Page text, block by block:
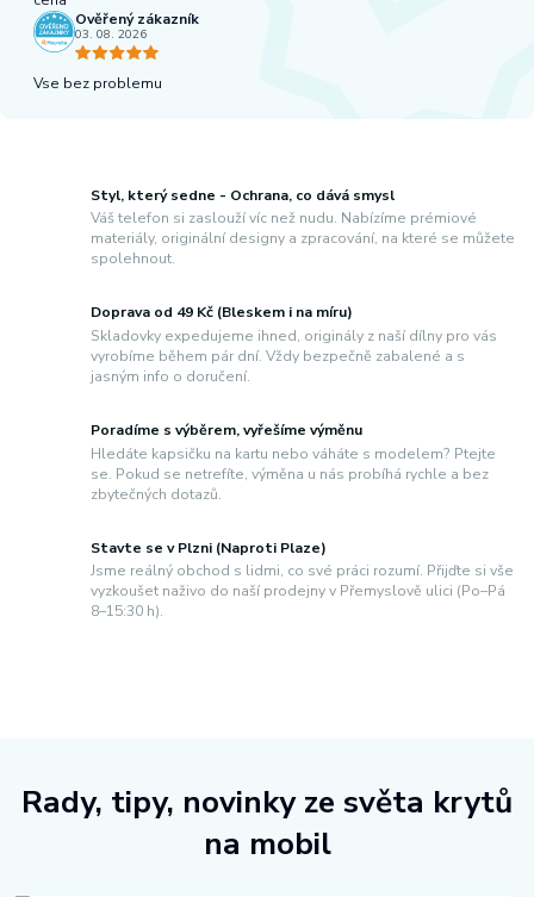
Styl, který sedne - Ochrana, co dává smysl
Váš telefon si zaslouží víc než nudu. Nabízíme prémiové
materiály, originální designy a zpracování, na které se můžete
spolehnout.
Doprava od 49 Kč (Bleskem i na míru)
Skladovky expedujeme ihned, originály z naší dílny pro vás
vyrobíme během pár dní. Vždy bezpečně zabalené a s
jasným info o doručení.
Poradíme s výběrem, vyřešíme výměnu
Hledáte kapsičku na kartu nebo váháte s modelem? Ptejte
se. Pokud se netrefíte, výměna u nás probíhá rychle a bez
zbytečných dotazů.
Stavte se v Plzni (Naproti Plaze)
Jsme reálný obchod s lidmi, co své práci rozumí. Přijďte si vše
vyzkoušet naživo do naší prodejny v Přemyslově ulici (Po–Pá
8–15:30 h).
Ověřený zákazník
03. 08. 2026
Vse bez problemu
Rady, tipy, novinky ze světa krytů
na mobil